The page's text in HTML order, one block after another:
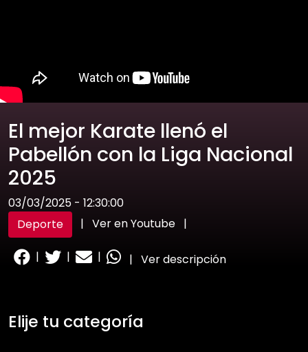
El mejor Karate llenó el
Pabellón con la Liga Nacional
2025
03/03/2025 - 12:30:00
Deporte
| Ver en Youtube |
| | | | Ver descripción
Elije tu categoría